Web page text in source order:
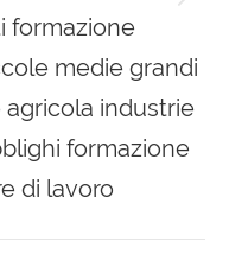
formazione
medie grandi
industrie
formazione
di lavoro